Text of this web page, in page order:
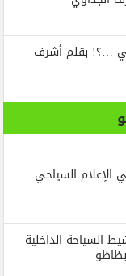
…؟! بقلم أشرف
الإعلام السياحي ..
السياحة الداخلية